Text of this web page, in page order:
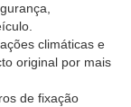
climáticas e
original por mais
de fixação